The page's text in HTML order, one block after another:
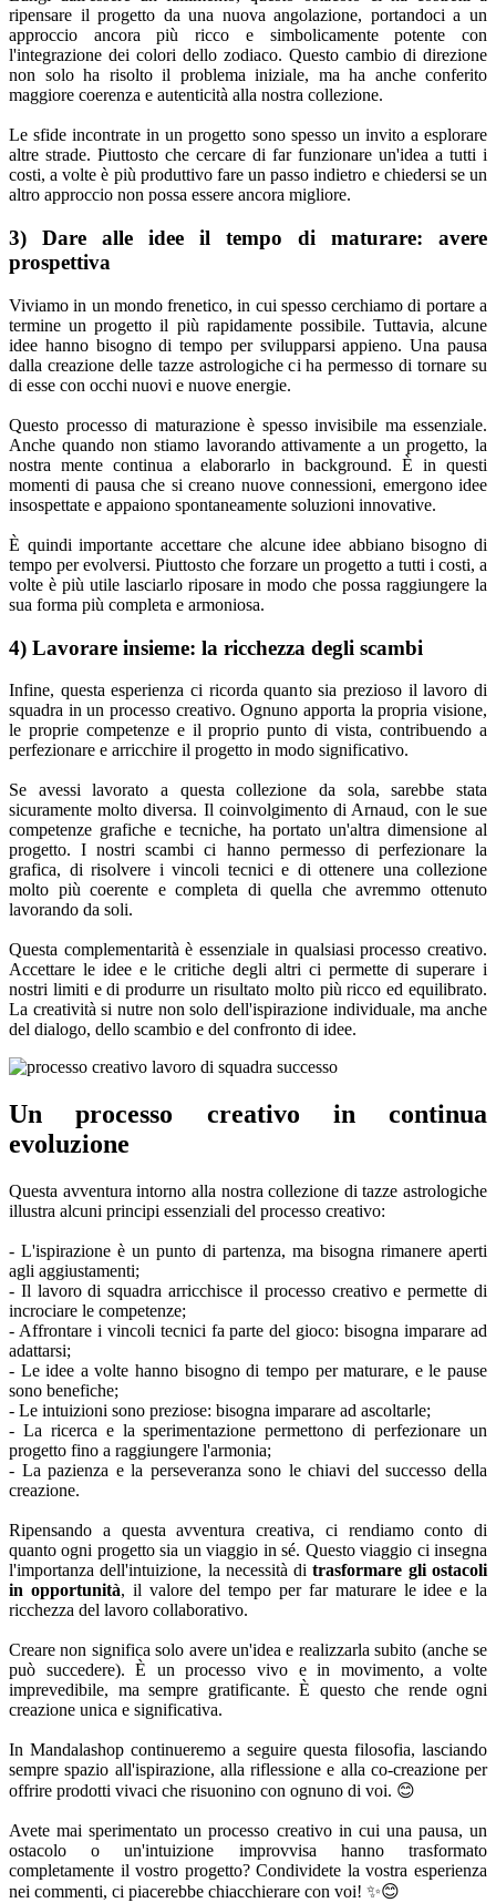
ripensare il progetto da una nuova angolazione, portandoci a un
approccio ancora più ricco e simbolicamente potente con
l'integrazione dei colori dello zodiaco. Questo cambio di direzione
non solo ha risolto il problema iniziale, ma ha anche conferito
maggiore coerenza e autenticità alla nostra collezione.
Le sfide incontrate in un progetto sono spesso un invito a esplorare
altre strade. Piuttosto che cercare di far funzionare un'idea a tutti i
costi, a volte è più produttivo fare un passo indietro e chiedersi se un
altro approccio non possa essere ancora migliore.
3) Dare alle idee il tempo di maturare: avere
prospettiva
Viviamo in un mondo frenetico, in cui spesso cerchiamo di portare a
termine un progetto il più rapidamente possibile. Tuttavia, alcune
idee hanno bisogno di tempo per svilupparsi appieno. Una pausa
dalla creazione delle tazze astrologiche ci ha permesso di tornare su
di esse con occhi nuovi e nuove energie.
Questo processo di maturazione è spesso invisibile ma essenziale.
Anche quando non stiamo lavorando attivamente a un progetto, la
nostra mente continua a elaborarlo in background. È in questi
momenti di pausa che si creano nuove connessioni, emergono idee
insospettate e appaiono spontaneamente soluzioni innovative.
È quindi importante accettare che alcune idee abbiano bisogno di
tempo per evolversi. Piuttosto che forzare un progetto a tutti i costi, a
volte è più utile lasciarlo riposare in modo che possa raggiungere la
sua forma più completa e armoniosa.
4) Lavorare insieme: la ricchezza degli scambi
Infine, questa esperienza ci ricorda quanto sia prezioso il lavoro di
squadra in un processo creativo. Ognuno apporta la propria visione,
le proprie competenze e il proprio punto di vista, contribuendo a
perfezionare e arricchire il progetto in modo significativo.
Se avessi lavorato a questa collezione da sola, sarebbe stata
sicuramente molto diversa. Il coinvolgimento di Arnaud, con le sue
competenze grafiche e tecniche, ha portato un'altra dimensione al
progetto. I nostri scambi ci hanno permesso di perfezionare la
grafica, di risolvere i vincoli tecnici e di ottenere una collezione
molto più coerente e completa di quella che avremmo ottenuto
lavorando da soli.
Questa complementarità è essenziale in qualsiasi processo creativo.
Accettare le idee e le critiche degli altri ci permette di superare i
nostri limiti e di produrre un risultato molto più ricco ed equilibrato.
La creatività si nutre non solo dell'ispirazione individuale, ma anche
del dialogo, dello scambio e del confronto di idee.
Un processo creativo in continua
evoluzione
Questa avventura intorno alla nostra collezione di tazze astrologiche
illustra alcuni principi essenziali del processo creativo:
- L'ispirazione è un punto di partenza, ma bisogna rimanere aperti
agli aggiustamenti;
- Il lavoro di squadra arricchisce il processo creativo e permette di
incrociare le competenze;
- Affrontare i vincoli tecnici fa parte del gioco: bisogna imparare ad
adattarsi;
- Le idee a volte hanno bisogno di tempo per maturare, e le pause
sono benefiche;
- Le intuizioni sono preziose: bisogna imparare ad ascoltarle;
- La ricerca e la sperimentazione permettono di perfezionare un
progetto fino a raggiungere l'armonia;
- La pazienza e la perseveranza sono le chiavi del successo della
creazione.
Ripensando a questa avventura creativa, ci rendiamo conto di
quanto ogni progetto sia un viaggio in sé. Questo viaggio ci insegna
l'importanza dell'intuizione, la necessità ditrasformare gli ostacoli
in opportunità, il valore del tempo per far maturare le idee e la
ricchezza del lavoro collaborativo.
Creare non significa solo avere un'idea e realizzarla subito (anche se
può succedere). È un processo vivo e in movimento, a volte
imprevedibile, ma sempre gratificante. È questo che rende ogni
creazione unica e significativa.
In Mandalashop continueremo a seguire questa filosofia, lasciando
sempre spazio all'ispirazione, alla riflessione e alla co-creazione per
offrire prodotti vivaci che risuonino con ognuno di voi. 😊
Avete mai sperimentato un processo creativo in cui una pausa, un
ostacolo o un'intuizione improvvisa hanno trasformato
completamente il vostro progetto? Condividete la vostra esperienza
nei commenti, ci piacerebbe chiacchierare con voi! ✨😊